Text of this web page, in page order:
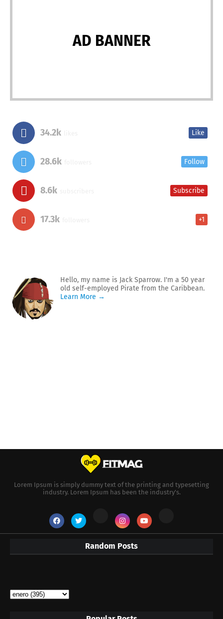
AD BANNER
34.2k Like
28.6k Follow
8.6k Subscribe
17.3k +1
Hello, my name is Jack Sparrow. I'm a 50 year
old self-employed Pirate from the Caribbean.
Learn More →
Lorem Ipsum is simply dummy text of the printing and typesetting
industry. Lorem Ipsum has been the industry's.
Random Posts